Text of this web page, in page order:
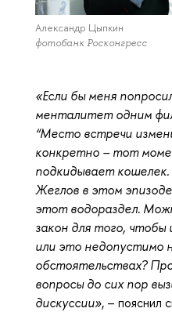
Александр Цыпкин
фотобанк Росконгресс
«Если бы меня
менталитет одним
“Место встречи
конкретно – тот
подкидывает
Жеглов в этом
этот водораздел.
закон для того, чтобы
или это недопустимо
обстоятельствах?
вопросы до сих пор
дискуссии», – пояснил